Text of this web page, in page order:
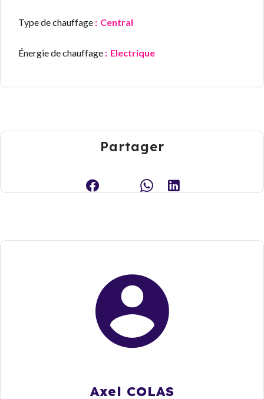
Type de chauffage Central
Énergie de chauffage Electrique
Partager
Axel COLAS